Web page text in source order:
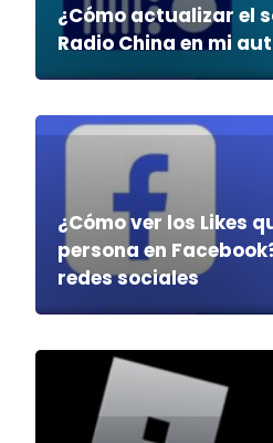
¿Cómo actualizar el
Radio China en mi
¿Cómo ver los Likes
persona en
redes sociales